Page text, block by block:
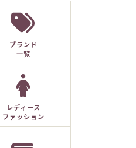
ブランド
一覧
レディース
ファッション